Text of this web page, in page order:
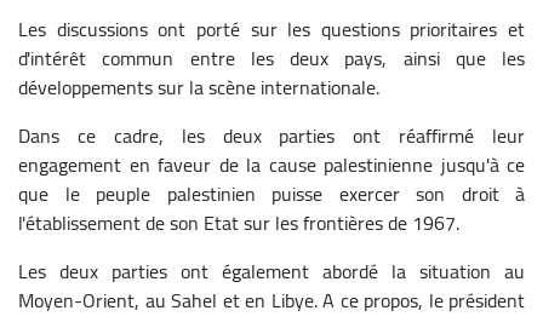
Les discussions ont porté sur les questions prioritaires et
d'intérêt commun entre les deux pays, ainsi que les
développements sur la scène internationale.
Dans ce cadre, les deux parties ont réaffirmé leur
engagement en faveur de la cause palestinienne jusqu'à ce
que le peuple palestinien puisse exercer son droit à
l'établissement de son Etat sur les frontières de 1967.
Les deux parties ont également abordé la situation au
Moyen-Orient, au Sahel et en Libye. A ce propos, le président